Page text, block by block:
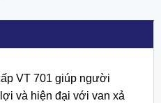
VT 701 giúp người
và hiện đại với van xả